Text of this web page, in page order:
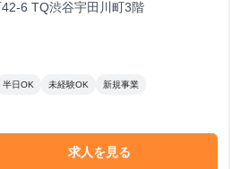
6 TQ渋谷宇田川町3階
半日OK 未経験OK 新規事業
求人を見る